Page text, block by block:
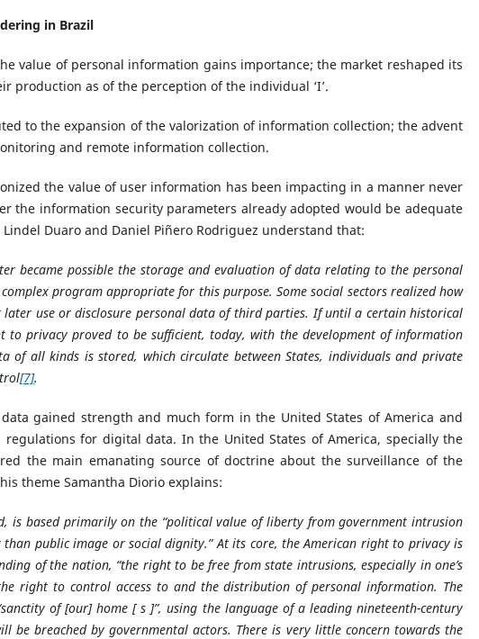
in Brazil
value of personal information gains importance; the market reshaped its
production as of the perception of the individual ‘I’.
to the expansion of the valorization of information collection; the advent
and remote information collection.
the value of user information has been impacting in a manner never
the information security parameters already adopted would be adequate
Duaro and Daniel Piñero Rodriguez understand that:
became possible the storage and evaluation of data relating to the personal
program appropriate for this purpose. Some social sectors realized how
use or disclosure personal data of third parties. If until a certain historical
privacy proved to be sufficient, today, with the development of information
of all kinds is stored, which circulate between States, individuals and private
[7].
gained strength and much form in the United States of America and
for digital data. In the United States of America, specially the
the main emanating source of doctrine about the surveillance of the
theme Samantha Diorio explains:
is based primarily on the “political value of liberty from government intrusion
public image or social dignity.” At its core, the American right to privacy is
of the nation, “the right to be free from state intrusions, especially in one’s
right to control access to and the distribution of personal information. The
of [our] home [ s ]”, using the language of a leading nineteenth-century
be breached by governmental actors. There is very little concern towards the